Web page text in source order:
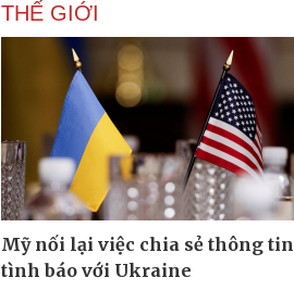
THẾ GIỚI
Mỹ nối lại việc chia sẻ thông tin
tình báo với Ukraine